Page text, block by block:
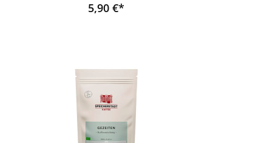
5,90 €*